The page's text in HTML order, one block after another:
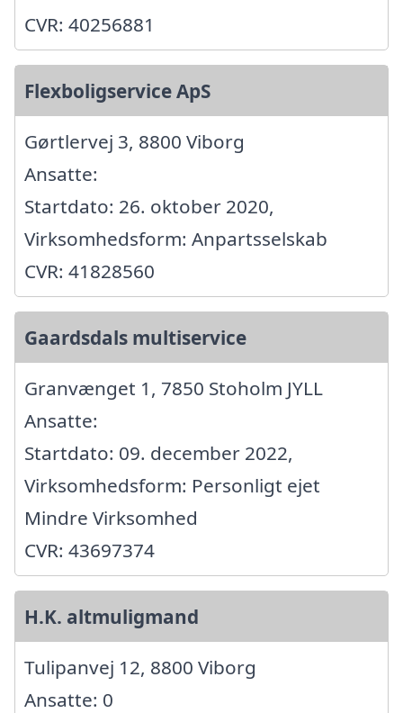
CVR: 40256881
Flexboligservice ApS
Gørtlervej 3, 8800 Viborg
Ansatte:
Startdato: 26. oktober 2020,
Virksomhedsform: Anpartsselskab
CVR: 41828560
Gaardsdals multiservice
Granvænget 1, 7850 Stoholm JYLL
Ansatte:
Startdato: 09. december 2022,
Virksomhedsform: Personligt ejet
Mindre Virksomhed
CVR: 43697374
H.K. altmuligmand
Tulipanvej 12, 8800 Viborg
Ansatte: 0